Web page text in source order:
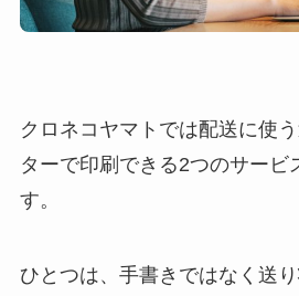
クロネコヤマトでは配送に使
ターで印刷できる2つのサービ
す。
ひとつは、手書きではなく送